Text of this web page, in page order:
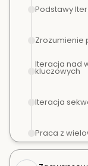
Podstawy
Zrozumienie
Iteracja nad
kluczowych
Iteracja
Praca z